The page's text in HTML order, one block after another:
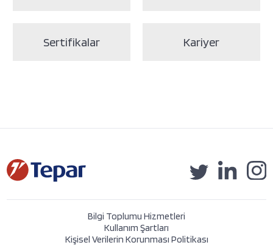
Sertifikalar Kariyer
Bilgi Toplumu Hizmetleri
Kullanım Şartları
Kişisel Verilerin Korunması Politikası